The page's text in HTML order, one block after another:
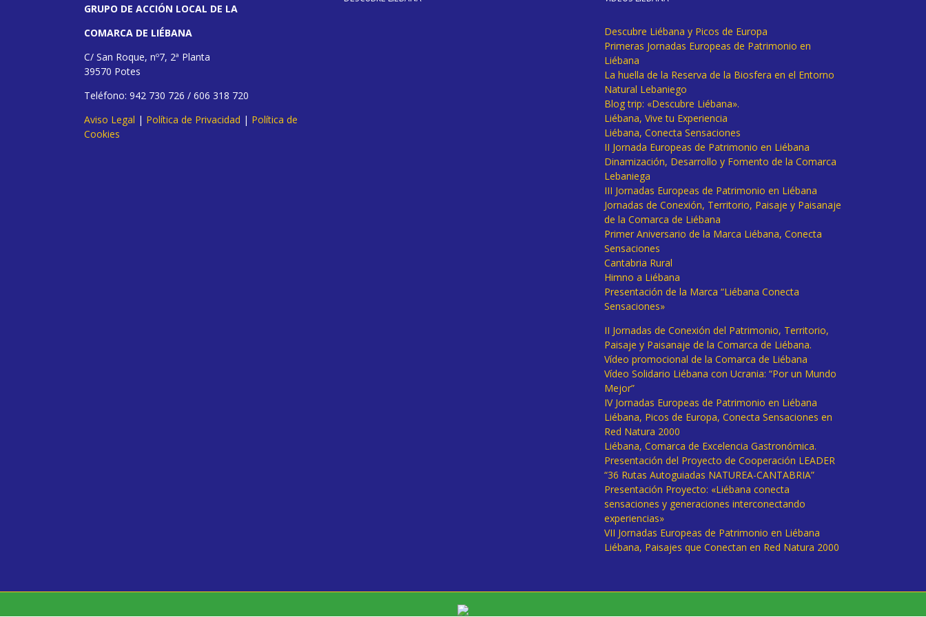
GRUPO DE ACCIÓN LOCAL DE LA
COMARCA DE LIÉBANA
C/ San Roque, nº7, 2ª Planta
39570 Potes
Teléfono: 942 730 726 / 606 318 720
Aviso Legal | Política de Privacidad | Política de
Cookies
Descubre Liébana y Picos de Europa
Primeras Jornadas Europeas de Patrimonio en
Liébana
La huella de la Reserva de la Biosfera en el Entorno
Natural Lebaniego
Blog trip: «Descubre Liébana».
Liébana, Vive tu Experiencia
Liébana, Conecta Sensaciones
II Jornada Europeas de Patrimonio en Liébana
Dinamización, Desarrollo y Fomento de la Comarca
Lebaniega
III Jornadas Europeas de Patrimonio en Liébana
Jornadas de Conexión, Territorio, Paisaje y Paisanaje
de la Comarca de Liébana
Primer Aniversario de la Marca Liébana, Conecta
Sensaciones
Cantabria Rural
Himno a Liébana
Presentación de la Marca “Liébana Conecta
Sensaciones»
II Jornadas de Conexión del Patrimonio, Territorio,
Paisaje y Paisanaje de la Comarca de Liébana.
Vídeo promocional de la Comarca de Liébana
Vídeo Solidario Liébana con Ucrania: “Por un Mundo
Mejor”
IV Jornadas Europeas de Patrimonio en Liébana
Liébana, Picos de Europa, Conecta Sensaciones en
Red Natura 2000
Liébana, Comarca de Excelencia Gastronómica.
Presentación del Proyecto de Cooperación LEADER
“36 Rutas Autoguiadas NATUREA-CANTABRIA”
Presentación Proyecto: «Liébana conecta
sensaciones y generaciones interconectando
experiencias»
VII Jornadas Europeas de Patrimonio en Liébana
Liébana, Paisajes que Conectan en Red Natura 2000